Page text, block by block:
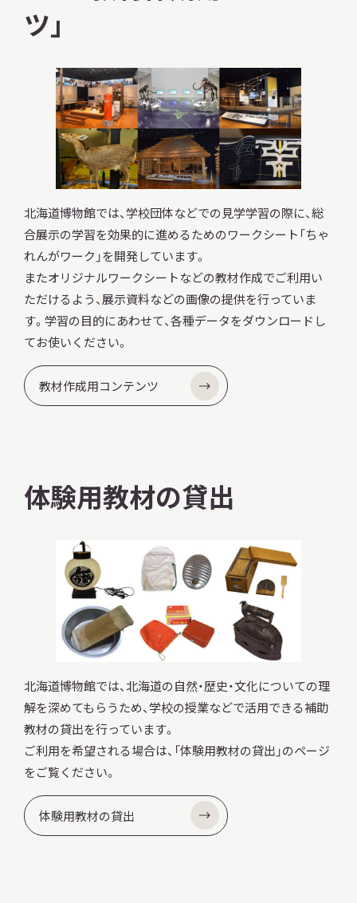
ツ」
北海道博物館では、学校団体などでの見学学習の際に、総
合展示の学習を効果的に進めるためのワークシート「ちゃ
れんがワーク」を開発しています。
またオリジナルワークシートなどの教材作成でご利用い
ただけるよう、展示資料などの画像の提供を行っていま
す。学習の目的にあわせて、各種データをダウンロードし
てお使いください。
教材作成用コンテンツ
体験用教材の貸出
北海道博物館では、北海道の自然・歴史・文化についての理
解を深めてもらうため、学校の授業などで活用できる補助
教材の貸出を行っています。
ご利用を希望される場合は、「体験用教材の貸出」のページ
をご覧ください。
体験用教材の貸出